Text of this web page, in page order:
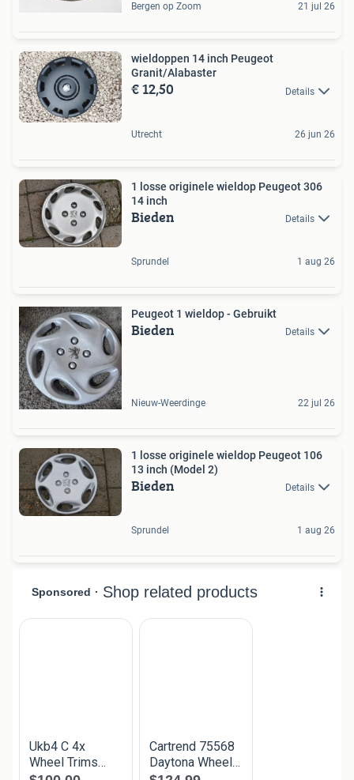
Bergen op Zoom 21 jul 26
wieldoppen 14 inch Peugeot
Granit/Alabaster
€ 12,50 Details
Utrecht 26 jun 26
1 losse originele wieldop Peugeot 306
14 inch
Bieden Details
Sprundel 1 aug 26
Peugeot 1 wieldop - Gebruikt
Bieden Details
Nieuw-Weerdinge 22 jul 26
1 losse originele wieldop Peugeot 106
13 inch (Model 2)
Bieden Details
Sprundel 1 aug 26